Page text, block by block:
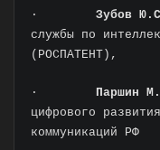
· Зубов
службы по
(РОСПАТЕНТ),
· Паршин
цифрового
коммуникаций РФ